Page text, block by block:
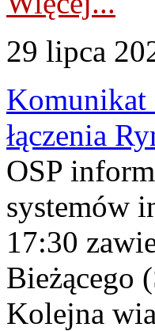
29 lipca
Komunikat
łączenia
OSP
systemów
17:30
Bieżącego
Kolejna